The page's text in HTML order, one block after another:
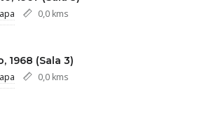
0,0 kms
1968 (Sala 3)
0,0 kms